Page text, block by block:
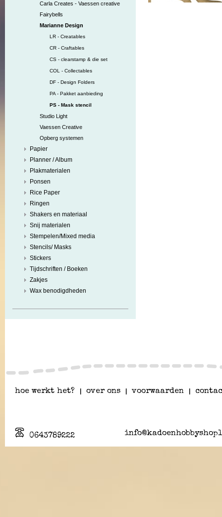
Carla Creates - Vaessen creative
Fairybells
Marianne Design
LR - Creatables
CR - Craftables
CS - clearstamp & die set
COL - Collectables
DF - Design Folders
PA - Pakket aanbieding
PS - Mask stencil
Studio Light
Vaessen Creative
Opberg systemen
Papier
Planner / Album
Plakmaterialen
Ponsen
Rice Paper
Ringen
Shakers en materiaal
Snij materialen
Stempelen/Mixed media
Stencils/ Masks
Stickers
Tijdschriften / Boeken
Zakjes
Wax benodigdheden
hoe werkt het? over ons voorwaarden
0643789222